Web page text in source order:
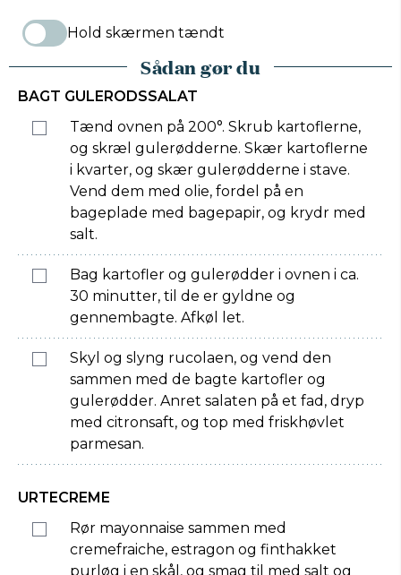
Hold skærmen tændt
Sådan gør du
BAGT GULERODSSALAT
Tænd ovnen på 200°. Skrub kartoflerne,
og skræl gulerødderne. Skær kartoflerne
i kvarter, og skær gulerødderne i stave.
Vend dem med olie, fordel på en
bageplade med bagepapir, og krydr med
salt.
Bag kartofler og gulerødder i ovnen i ca.
30 minutter, til de er gyldne og
gennembagte. Afkøl let.
Skyl og slyng rucolaen, og vend den
sammen med de bagte kartofler og
gulerødder. Anret salaten på et fad, dryp
med citronsaft, og top med friskhøvlet
parmesan.
URTECREME
Rør mayonnaise sammen med
cremefraiche, estragon og finthakket
purløg i en skål, og smag til med salt og